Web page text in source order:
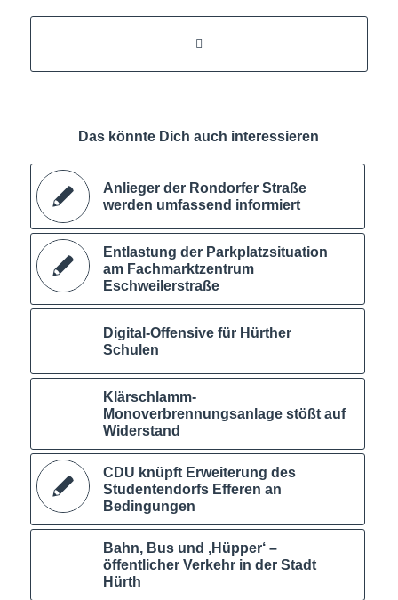
Das könnte Dich auch interessieren
Anlieger der Rondorfer Straße
werden umfassend informiert
Entlastung der Parkplatzsituation
am Fachmarktzentrum
Eschweilerstraße
Digital-Offensive für Hürther
Schulen
Klärschlamm-
Monoverbrennungsanlage stößt auf
Widerstand
CDU knüpft Erweiterung des
Studentendorfs Efferen an
Bedingungen
Bahn, Bus und ‚Hüpper‘ –
öffentlicher Verkehr in der Stadt
Hürth